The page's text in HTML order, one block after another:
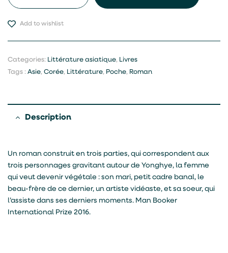
Add to wishlist
Categories: Littérature asiatique, Livres
Tags : Asie, Corée, Littérature, Poche, Roman
Description
Un roman construit en trois parties, qui correspondent aux
trois personnages gravitant autour de Yonghye, la femme
qui veut devenir végétale : son mari, petit cadre banal, le
beau-frère de ce dernier, un artiste vidéaste, et sa soeur, qui
l’assiste dans ses derniers moments. Man Booker
International Prize 2016.